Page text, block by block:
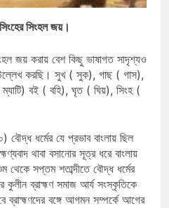
সিংহল জয়।
জয় করায় বেশ কিছু ভাষাগত সাদৃশ্যও
উল্লেখ করছি। সুখ ( সুক), গাছ ( গাস),
বই ( বহি), ঘৃত ( ঘিয়), সিংহ (
ধর্মের যে প্রভাব বাংলায় ছিল
থাবা বসানোর সূত্র ধরে বাংলায়
থেকে সপ্তম শতাব্দীতে বৌদ্ধ ধর্মের
কুলীন ব্রাহ্মণ সমাজ আর্য সংস্কৃতিকে
ব্রাহ্মণদের বঙ্গে আগমন সম্পর্কে আগের